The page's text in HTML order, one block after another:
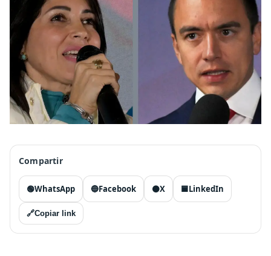
Compartir
🟢WhatsApp 🔵Facebook ⚫X 🟦LinkedIn
🔗Copiar link